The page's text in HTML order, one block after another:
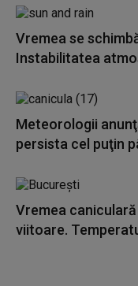
Vremea se
Instabilitatea
Meteorologii
persista cel puţin
Vremea
viitoare.